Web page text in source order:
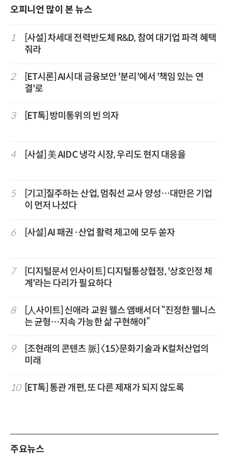
오피니언 많이 본 뉴스
1
[사설] 차세대 전력반도체 R&D, 참여 대기업 파격 혜택
줘라
2
[ET시론] AI시대 금융보안 '분리'에서 '책임 있는 연
결'로
3 [ET톡] 방미통위의 빈 의자
4 [사설] 美 AIDC 냉각 시장, 우리도 현지 대응을
5
[기고]질주하는 산업, 멈춰선 교사 양성…대만은 기업
이 먼저 나섰다
6 [사설] AI 패권·산업 활력 제고에 모두 쏟자
7
[디지털문서 인사이트] 디지털통상협정, '상호인정 체
계'라는 다리가 필요하다
8
[人사이트] 신애라 교원 웰스 앰배서더 “진정한 웰니스
는 균형…지속 가능한 삶 구현해야”
9
[조현래의 콘텐츠 脈] 〈15〉문화기술과 K컬처산업의
미래
10 [ET톡] 통관 개편, 또 다른 제재가 되지 않도록
주요뉴스